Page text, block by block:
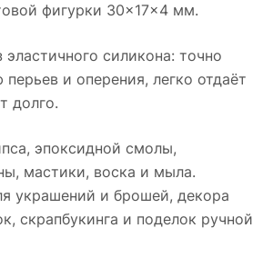
фигурки 30×17×4 мм.
силикона: точно
перьев и оперения, легко отдаёт
долго.
эпоксидной смолы,
мастики, воска и мыла.
украшений и брошей, декора
скрапбукинга и поделок ручной